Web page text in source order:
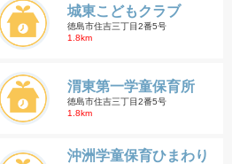
城東こどもクラブ
徳島市住吉三丁目2番5号
1.8km
渭東第一学童保育所
徳島市住吉三丁目2番5号
1.8km
沖洲学童保育ひまわり